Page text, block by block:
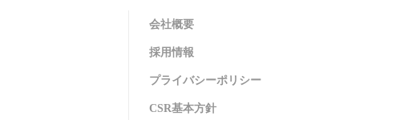
会社概要
採用情報
プライバシーポリシー
CSR基本方針